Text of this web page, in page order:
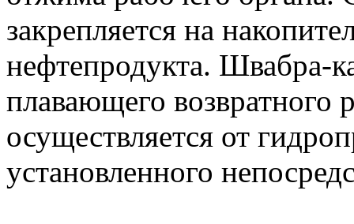
закрепляется на
нефтепродукта. Швабра-
плавающего возвратного
осуществляется от
установленного